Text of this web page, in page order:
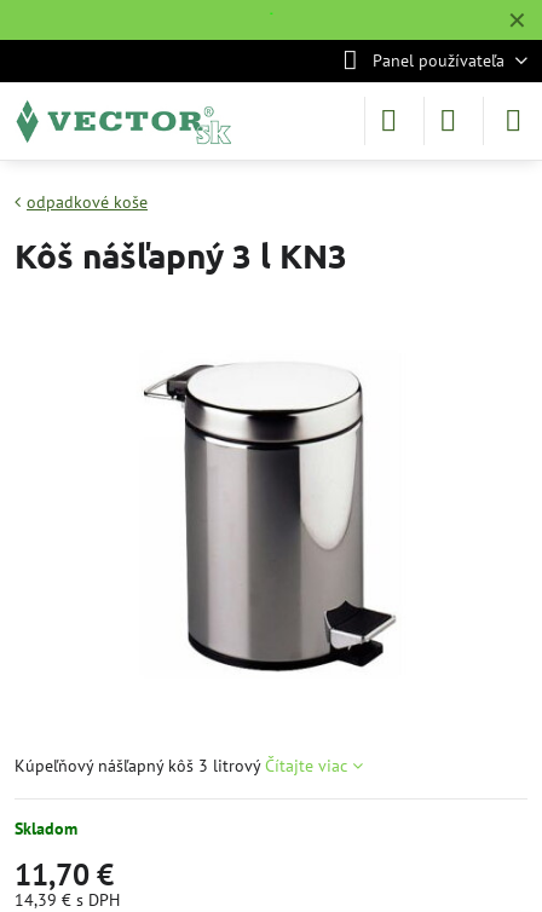
✕
˙
Panel používateľa
odpadkové koše
Kôš nášľapný 3 l KN3
Kúpeľňový nášľapný kôš 3 litrovýČítajte viac
Skladom
11,70 €
14,39 € s DPH